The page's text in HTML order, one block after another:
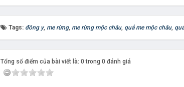
Tags: đông y, me rừng, me rừng mộc châu, quả me mộc châu,
Tổng số điểm của bài viết là: 0 trong 0 đánh giá